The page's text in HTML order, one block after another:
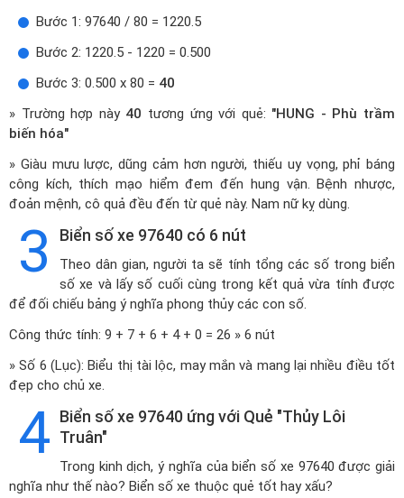
Bước 1: 97640 / 80 = 1220.5
Bước 2: 1220.5 - 1220 = 0.500
Bước 3: 0.500 x 80 = 40
» Trường hợp này 40 tương ứng với quẻ: "HUNG - Phù trầm
biến hóa"
» Giàu mưu lược, dũng cảm hơn người, thiếu uy vọng, phỉ báng
công kích, thích mạo hiểm đem đến hung vận. Bệnh nhược,
đoản mệnh, cô quả đều đến từ quẻ này. Nam nữ kỵ dùng.
3 Biển số xe 97640 có 6 nút
Theo dân gian, người ta sẽ tính tổng các số trong biển
số xe và lấy số cuối cùng trong kết quả vừa tính được
để đối chiếu bảng ý nghĩa phong thủy các con số.
Công thức tính: 9 + 7 + 6 + 4 + 0 = 26 » 6 nút
» Số 6 (Lục): Biểu thị tài lộc, may mắn và mang lại nhiều điều tốt
đẹp cho chủ xe.
4 Biển số xe 97640 ứng với Quẻ "Thủy Lôi
Truân"
Trong kinh dịch, ý nghĩa của biển số xe 97640 được giải
nghĩa như thế nào? Biển số xe thuộc quẻ tốt hay xấu?